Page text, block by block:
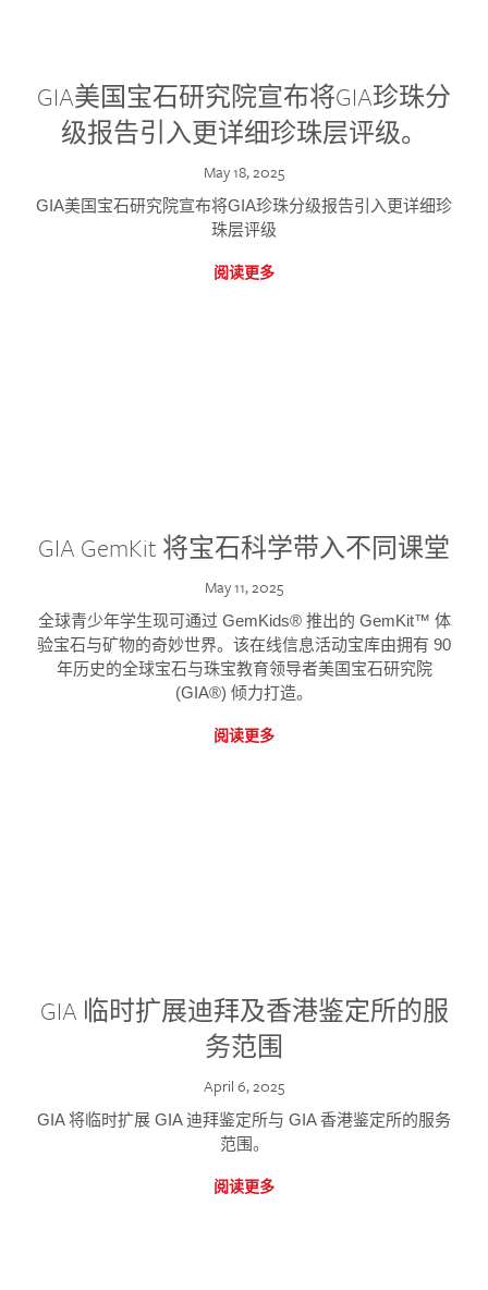
GIA美国宝石研究院宣布将GIA珍珠分
级报告引入更详细珍珠层评级。
May 18, 2025
GIA美国宝石研究院宣布将GIA珍珠分级报告引入更详细珍
珠层评级
阅读更多
GIA GemKit 将宝石科学带入不同课堂
May 11, 2025
全球青少年学生现可通过 GemKids® 推出的 GemKit™ 体
验宝石与矿物的奇妙世界。该在线信息活动宝库由拥有 90
年历史的全球宝石与珠宝教育领导者美国宝石研究院
(GIA®) 倾力打造。
阅读更多
GIA 临时扩展迪拜及香港鉴定所的服
务范围
April 6, 2025
GIA 将临时扩展 GIA 迪拜鉴定所与 GIA 香港鉴定所的服务
范围。
阅读更多